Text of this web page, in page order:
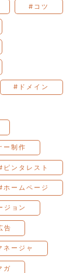
#コツ
#ドメイン
ー制作
ピンタレスト
ホームページ
ジョン
告
ネージャ
ガ